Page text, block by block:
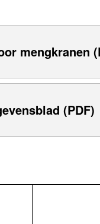
mengkranen
(PDF)